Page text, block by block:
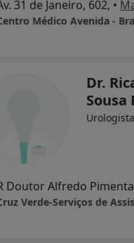
31 de Janeiro, 602, •
Médico Avenida -
Dr.
Sousa
Urologista
Doutor Alfredo
Verde-Serviços de